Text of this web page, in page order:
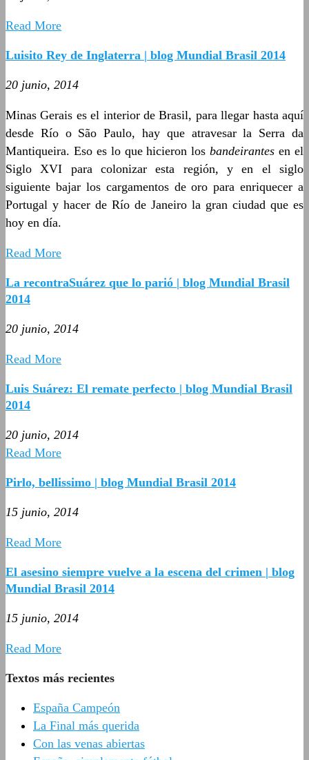
Read More
Luisito Rey de Inglaterra | blog Mundial Brasil 2014
20 junio, 2014
Minas Gerais es el interior de Brasil, para llegar hasta aquí
desde Río o São Paulo, hay que atravesar la Serra da
Mantiqueira. Eso es lo que hicieron losbandeirantes en el
Siglo XVI para colonizar esta región, y en el siglo
siguiente bajar los cargamentos de oro para enriquecer a
Portugal y hacer de Río de Janeiro la gran ciudad que es
hoy en día.
Read More
La recontraSuárez que lo parió | blog Mundial Brasil
2014
20 junio, 2014
Read More
Luis Suárez: El remate perfecto | blog Mundial Brasil
2014
20 junio, 2014
Read More
Pirlo, bellissimo | blog Mundial Brasil 2014
15 junio, 2014
Read More
El asesino siempre vuelve a la escena del crimen | blog
Mundial Brasil 2014
15 junio, 2014
Read More
Textos más recientes
España Campeón
La Final más querida
Con las venas abiertas